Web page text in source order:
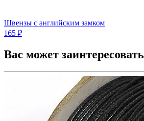
Швензы с английским замком
165 ₽
Вас может заинтересовать